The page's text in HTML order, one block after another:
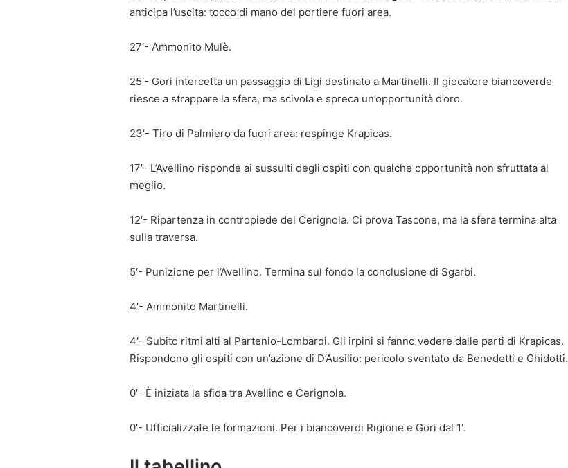
anticipa l’uscita: tocco di mano del portiere fuori area.
27′- Ammonito Mulè.
25′- Gori intercetta un passaggio di Ligi destinato a Martinelli. Il giocatore biancoverde
riesce a strappare la sfera, ma scivola e spreca un’opportunità d’oro.
23′- Tiro di Palmiero da fuori area: respinge Krapicas.
17′- L’Avellino risponde ai sussulti degli ospiti con qualche opportunità non sfruttata al
meglio.
12′- Ripartenza in contropiede del Cerignola. Ci prova Tascone, ma la sfera termina alta
sulla traversa.
5′- Punizione per l’Avellino. Termina sul fondo la conclusione di Sgarbi.
4′- Ammonito Martinelli.
4′- Subito ritmi alti al Partenio-Lombardi. Gli irpini si fanno vedere dalle parti di Krapicas.
Rispondono gli ospiti con un’azione di D’Ausilio: pericolo sventato da Benedetti e Ghidotti.
0′- È iniziata la sfida tra Avellino e Cerignola.
0′- Ufficializzate le formazioni. Per i biancoverdi Rigione e Gori dal 1′.